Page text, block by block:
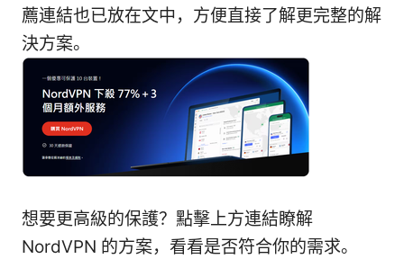
薦連結也已放在文中，方便直接了解更完整的解
決方案。
想要更高級的保護？點擊上方連結瞭解
NordVPN 的方案，看看是否符合你的需求。